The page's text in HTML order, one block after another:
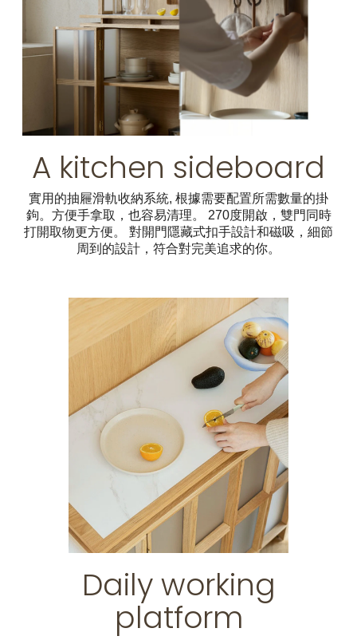
A kitchen sideboard
實用的抽屜滑軌收納系統, 根據需要配置所需數量的掛
鉤。方便手拿取，也容易清理。 270度開啟，雙門同時
打開取物更方便。 對開門隱藏式扣手設計和磁吸，細節
周到的設計，符合對完美追求的你。
Daily working
platform